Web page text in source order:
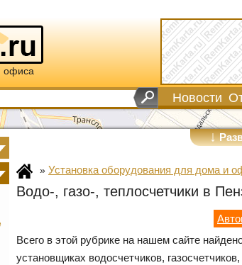
офиса
Новости
↓
» Установка оборудования для дома и
Водо-, газо-, теплосчетчики в
Всего в этой рубрике на нашем сайте
установщиках водосчетчиков,